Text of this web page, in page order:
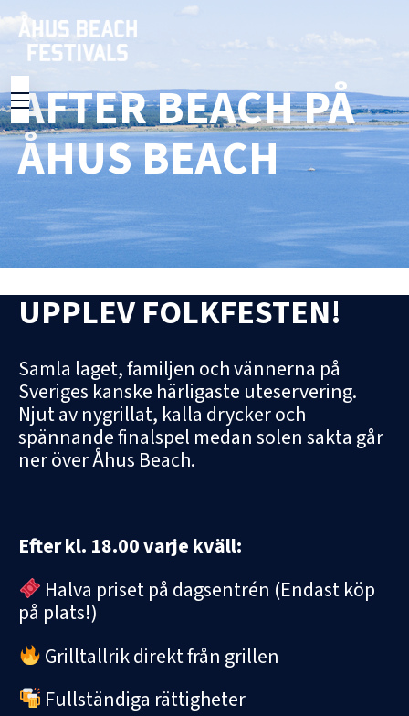
AFTER BEACH PÅ
ÅHUS BEACH
UPPLEV FOLKFESTEN!
Samla laget, familjen och vännerna på
Sveriges kanske härligaste uteservering.
Njut av nygrillat, kalla drycker och
spännande finalspel medan solen sakta går
ner över Åhus Beach.
Efter kl. 18.00 varje kväll:
Halva priset på dagsentrén (Endast köp
på plats!)
Grilltallrik direkt från grillen
Fullständiga rättigheter